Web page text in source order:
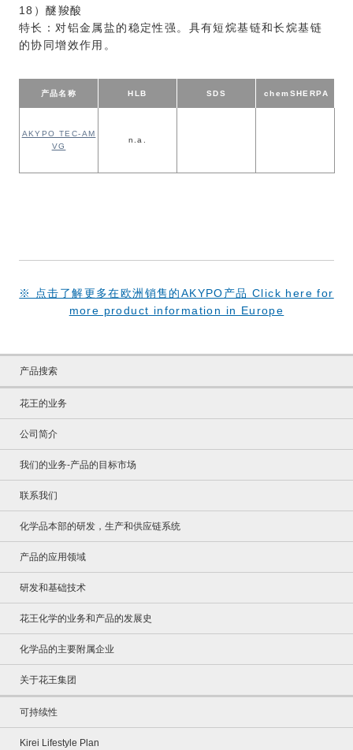
18）醚羧酸
特长：对铝金属盐的稳定性强。具有短烷基链和长烷基链
的协同增效作用。
产品名称 HLB SDS chemSHERPA
AKYPO TEC-AM
VG
n.a.
※ 点击了解更多在欧洲销售的AKYPO产品 Click here for
more product information in Europe
产品搜索
花王的业务
公司简介
我们的业务-产品的目标市场
联系我们
化学品本部的研发，生产和供应链系统
产品的应用领域
研发和基础技术
花王化学的业务和产品的发展史
化学品的主要附属企业
关于花王集团
可持续性
Kirei Lifestyle Plan